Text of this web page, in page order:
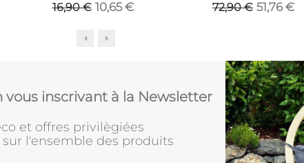
16,90 € 10,65 € 72,90 € 51,76 €
inscrivant à la Newsletter
et offres privilègiées
l'ensemble des produits